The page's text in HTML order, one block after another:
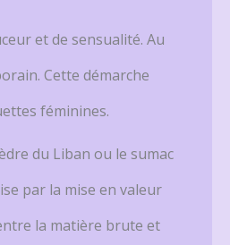
et de sensualité. Au
Cette démarche
féminines.
du Liban ou le sumac
par la mise en valeur
la matière brute et